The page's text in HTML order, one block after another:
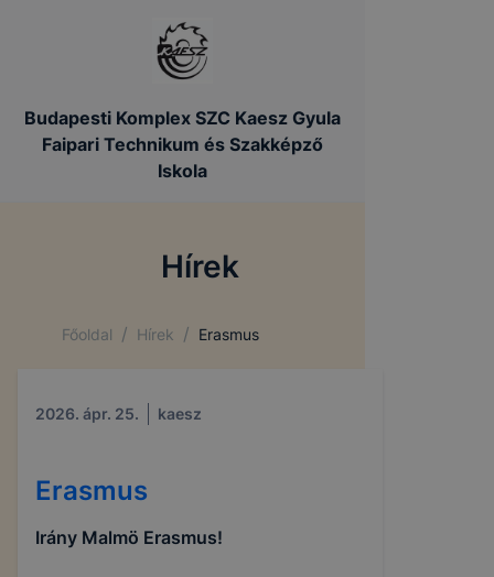
Budapesti Komplex SZC Kaesz Gyula
Faipari Technikum és Szakképző
Iskola
Hírek
Főoldal / Hírek / Erasmus
2026. ápr. 25. kaesz
Erasmus
Irány Malmö Erasmus!